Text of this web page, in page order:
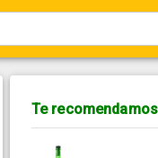
Te recomendamos